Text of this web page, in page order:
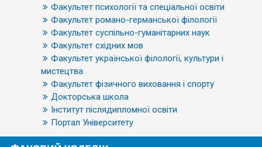
Факультет психології та спеціальної освіти
Факультет романо-германської філології
Факультет суспільно-гуманітарних наук
Факультет східних мов
Факультет української філології, культури і
мистецтва
Факультет фізичного виховання і спорту
Докторська школа
Інститут післядипломної освіти
Портал Університету